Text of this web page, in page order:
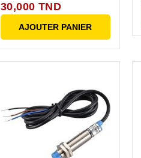
30,000 TND
AJOUTER PANIER